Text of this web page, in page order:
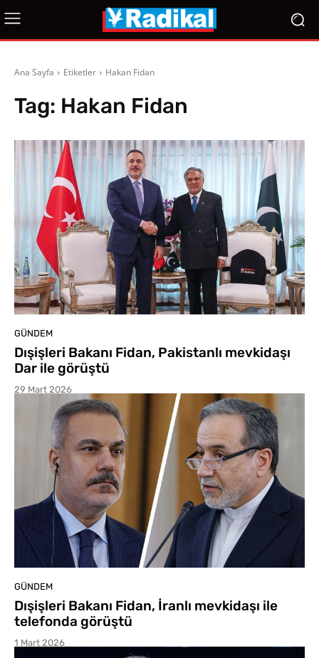
Ana Sayfa Etiketler Hakan Fidan
Tag: Hakan Fidan
GÜNDEM
Dışişleri Bakanı Fidan, Pakistanlı mevkidaşı
Dar ile görüştü
29 Mart 2026
GÜNDEM
Dışişleri Bakanı Fidan, İranlı mevkidaşı ile
telefonda görüştü
1 Mart 2026